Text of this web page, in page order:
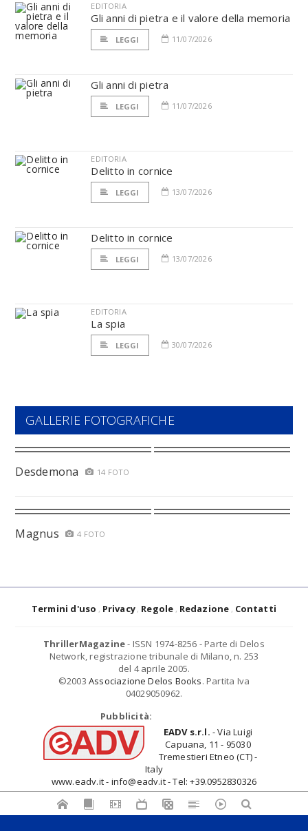
EDITORIA
Gli anni di pietra e il valore della memoria
LEGGI 11/07/2026
Gli anni di pietra
LEGGI 11/07/2026
EDITORIA
Delitto in cornice
LEGGI 13/07/2026
Delitto in cornice
LEGGI 13/07/2026
EDITORIA
La spia
LEGGI 30/07/2026
GALLERIE FOTOGRAFICHE
Desdemona 14 FOTO
Magnus 4 FOTO
Termini d'uso Privacy Regole Redazione Contatti
ThrillerMagazine- ISSN 1974-8256 - Parte di Delos
Network, registrazione tribunale di Milano, n. 253
del 4 aprile 2005.
©2003 Associazione Delos Books. Partita Iva
04029050962.
Pubblicità:
EADV s.r.l. - Via Luigi
Capuana, 11 - 95030
Tremestieri Etneo (CT) -
Italy
www.eadv.it - info@eadv.it - Tel: +39.0952830326